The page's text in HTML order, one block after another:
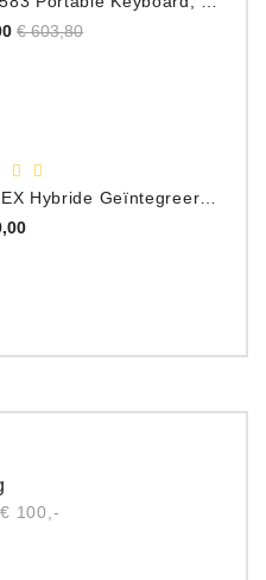
Normale
€ 603,80Prijs
Prijs
100,-